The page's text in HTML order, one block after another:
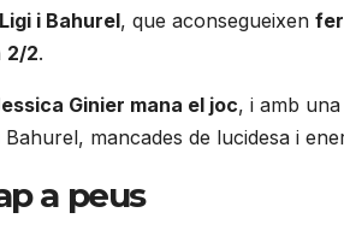
Ligi i Bahurel, que aconsegueixen
2/2.
Ginier mana el joc, i amb
Bahurel, mancades de lucidesa i
a peus